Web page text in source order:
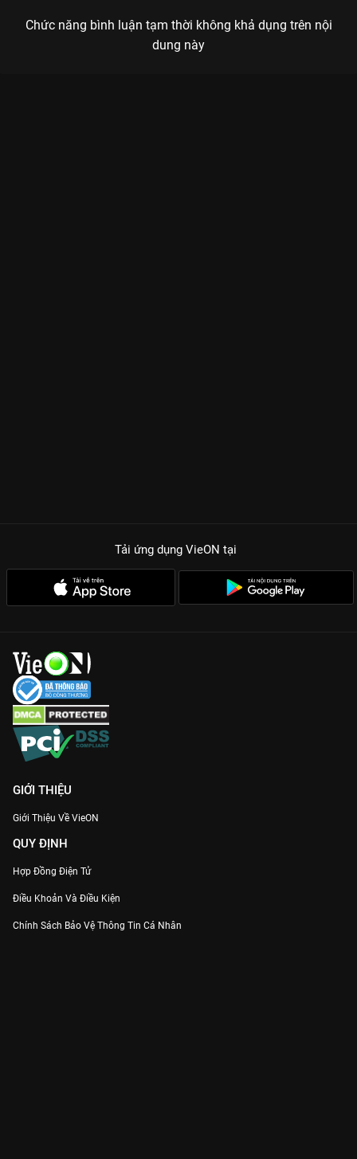
Chức năng bình luận tạm thời không khả dụng trên nội
dung này
Tải ứng dụng VieON tại
GIỚI THIỆU
Giới Thiệu Về VieON
QUY ĐỊNH
Hợp Đồng Điện Tử
Điều Khoản Và Điều Kiện
Chính Sách Bảo Vệ Thông Tin Cá Nhân